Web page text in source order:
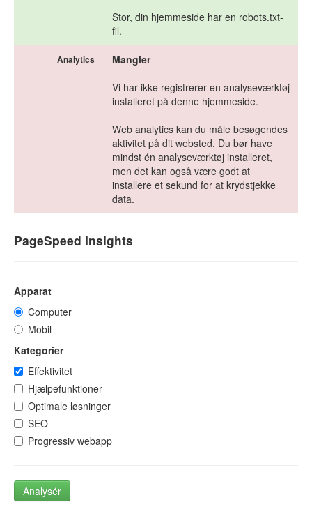
Stor, din hjemmeside har en robots.txt-
fil.
Analytics
Mangler
Vi har ikke registrerer en analyseværktøj
installeret på denne hjemmeside.
Web analytics kan du måle besøgendes
aktivitet på dit websted. Du bør have
mindst én analyseværktøj installeret,
men det kan også være godt at
installere et sekund for at krydstjekke
data.
PageSpeed Insights
Apparat
Computer
Mobil
Kategorier
Effektivitet
Hjælpefunktioner
Optimale løsninger
SEO
Progressiv webapp
Analysér